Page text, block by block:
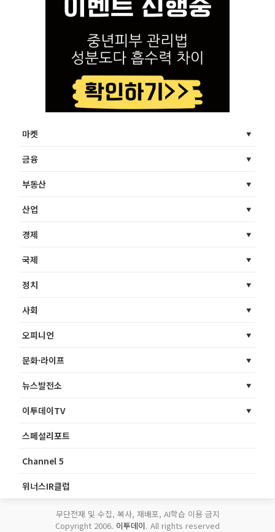
마켓
금융
부동산
산업
경제
국제
정치
사회
오피니언
문화·라이프
뉴스발전소
이투데이TV
스페셜리포트
Channel 5
위너스IR클럽
무단전재 및 수집, 복사, 재배포, AI학습 이용 금지
Copyright 2006. 이투데이. All rights reserved